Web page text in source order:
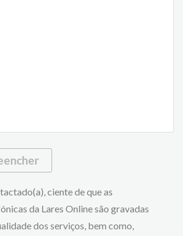
ciente de que as
da Lares Online são gravadas
dos serviços, bem como,